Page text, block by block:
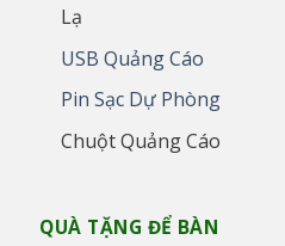
Lạ
USB Quảng Cáo
Pin Sạc Dự Phòng
Chuột Quảng Cáo
QUÀ TẶNG ĐỂ BÀN